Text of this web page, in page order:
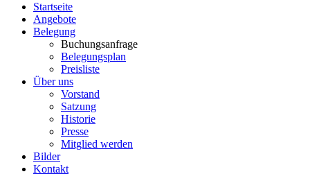
Startseite
Angebote
Belegung
Buchungsanfrage
Belegungsplan
Preisliste
Über uns
Vorstand
Satzung
Historie
Presse
Mitglied werden
Bilder
Kontakt